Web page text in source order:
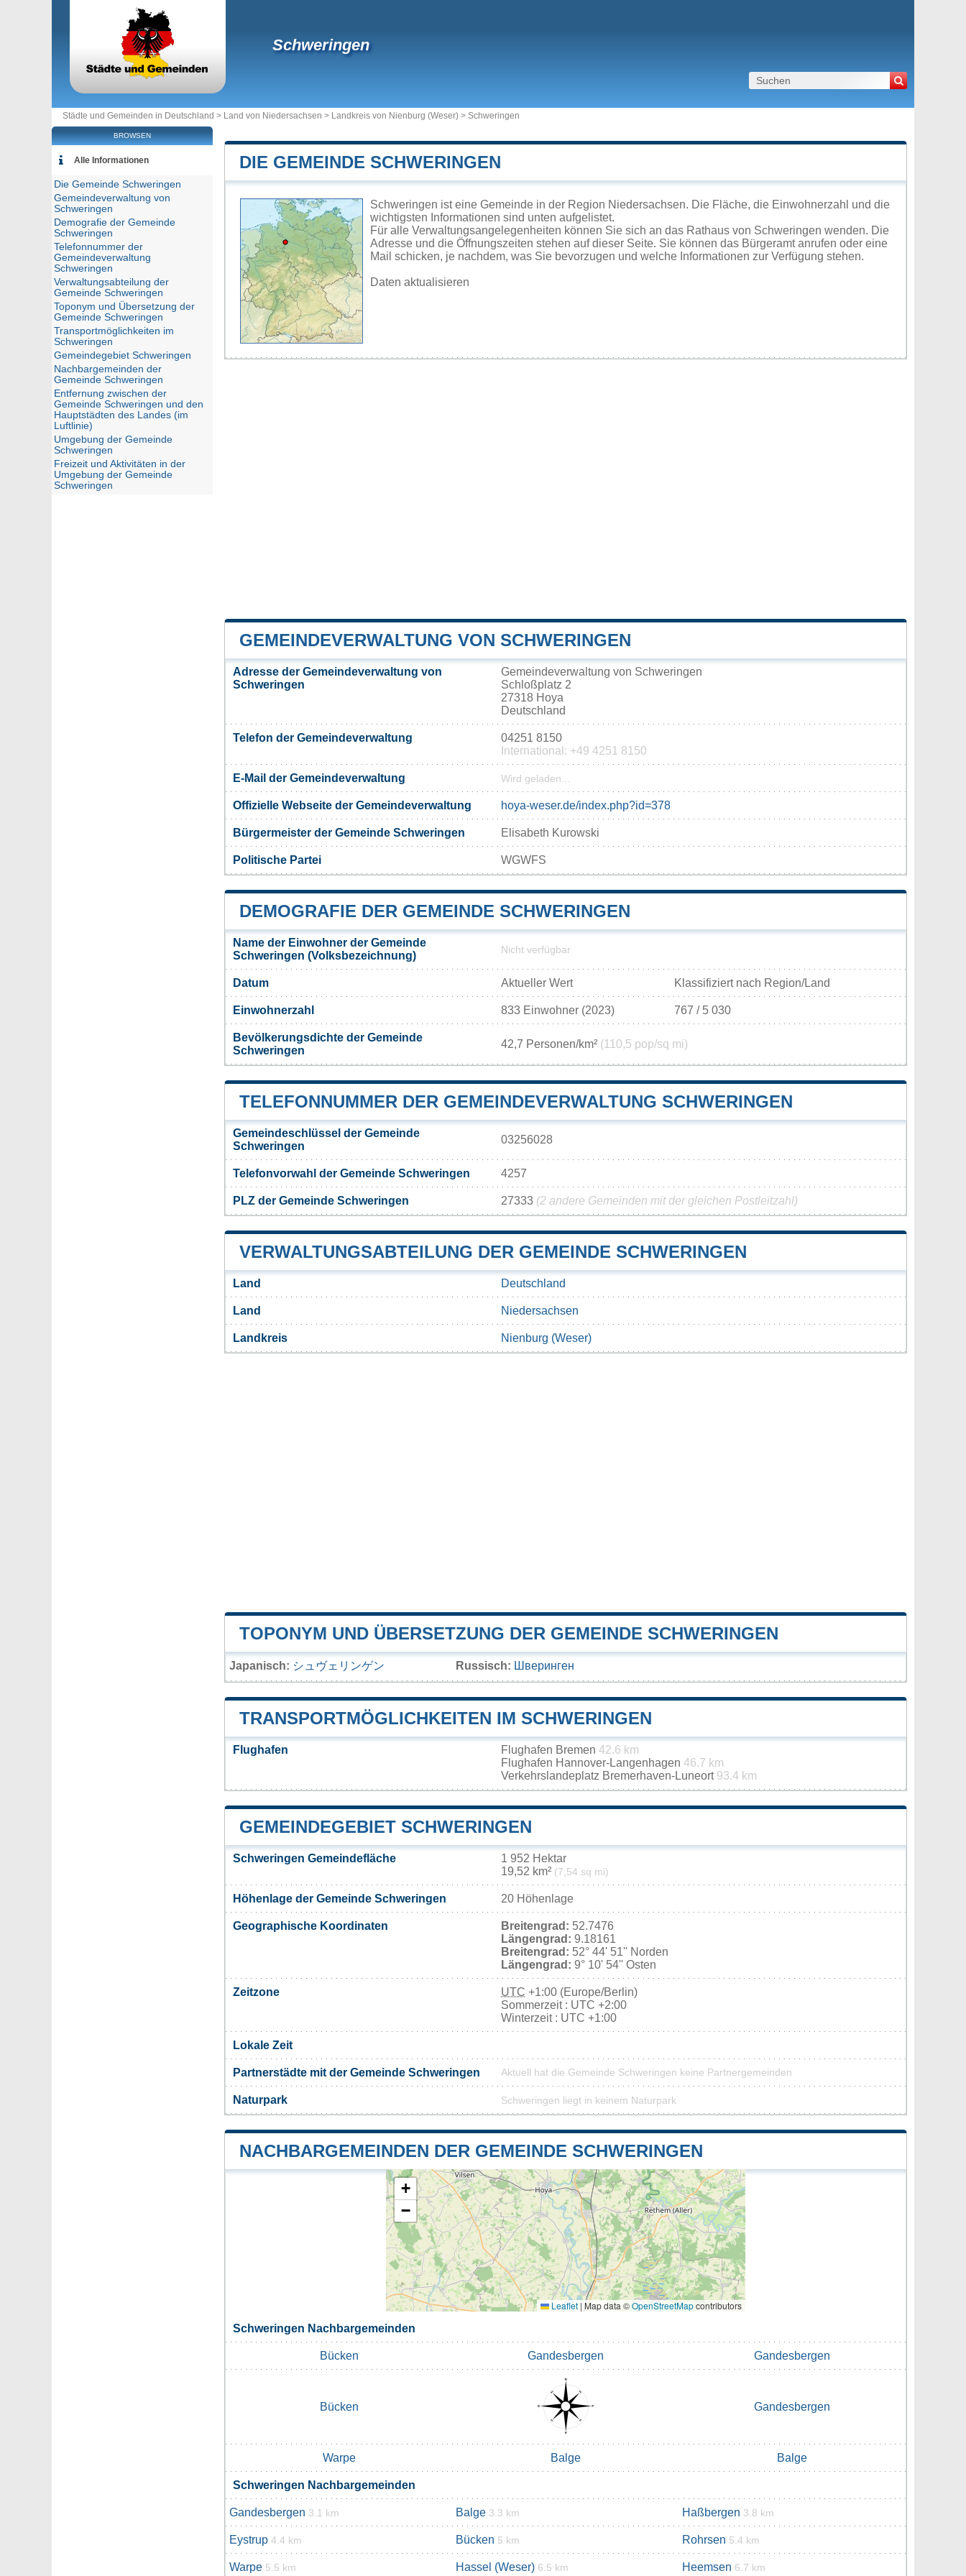
Schweringen
Städte und Gemeinden in Deutschland > Land von Niedersachsen > Landkreis von Nienburg (Weser) > Schweringen
DIE GEMEINDE SCHWERINGEN
Schweringen ist eine Gemeinde in der Region Niedersachsen. Die Fläche, die Einwohnerzahl und die
wichtigsten Informationen sind unten aufgelistet.
Für alle Verwaltungsangelegenheiten können Sie sich an das Rathaus von Schweringen wenden. Die
Adresse und die Öffnungszeiten stehen auf dieser Seite. Sie können das Bürgeramt anrufen oder eine
Mail schicken, je nachdem, was Sie bevorzugen und welche Informationen zur Verfügung stehen.
Daten aktualisieren
GEMEINDEVERWALTUNG VON SCHWERINGEN
Adresse der Gemeindeverwaltung von
Schweringen
Gemeindeverwaltung von Schweringen
Schloßplatz 2
27318 Hoya
Deutschland
Telefon der Gemeindeverwaltung
04251 8150
International: +49 4251 8150
E-Mail der Gemeindeverwaltung Wird geladen...
Offizielle Webseite der Gemeindeverwaltung hoya-weser.de/index.php?id=378
Bürgermeister der Gemeinde Schweringen Elisabeth Kurowski
Politische Partei WGWFS
DEMOGRAFIE DER GEMEINDE SCHWERINGEN
Name der Einwohner der Gemeinde
Schweringen (Volksbezeichnung)
Nicht verfügbar
Datum Aktueller Wert Klassifiziert nach Region/Land
Einwohnerzahl 833 Einwohner (2023) 767 / 5 030
Bevölkerungsdichte der Gemeinde
Schweringen
42,7 Personen/km² (110,5 pop/sq mi)
TELEFONNUMMER DER GEMEINDEVERWALTUNG SCHWERINGEN
Gemeindeschlüssel der Gemeinde
Schweringen
03256028
Telefonvorwahl der Gemeinde Schweringen 4257
PLZ der Gemeinde Schweringen 27333 (2 andere Gemeinden mit der gleichen Postleitzahl)
VERWALTUNGSABTEILUNG DER GEMEINDE SCHWERINGEN
Land Deutschland
Land Niedersachsen
Landkreis Nienburg (Weser)
TOPONYM UND ÜBERSETZUNG DER GEMEINDE SCHWERINGEN
Japanisch: シュヴェリンゲン Russisch: Шверинген
TRANSPORTMÖGLICHKEITEN IM SCHWERINGEN
Flughafen Flughafen Bremen 42.6 km
Flughafen Hannover-Langenhagen 46.7 km
Verkehrslandeplatz Bremerhaven-Luneort 93.4 km
GEMEINDEGEBIET SCHWERINGEN
Schweringen Gemeindefläche
1 952 Hektar
19,52 km² (7,54 sq mi)
Höhenlage der Gemeinde Schweringen 20 Höhenlage
Geographische Koordinaten Breitengrad: 52.7476
Längengrad: 9.18161
Breitengrad: 52° 44' 51'' Norden
Längengrad: 9° 10' 54'' Osten
Zeitzone UTC +1:00 (Europe/Berlin)
Sommerzeit : UTC +2:00
Winterzeit : UTC +1:00
Lokale Zeit
Partnerstädte mit der Gemeinde Schweringen Aktuell hat die Gemeinde Schweringen keine Partnergemeinden
Naturpark Schweringen liegt in keinem Naturpark
NACHBARGEMEINDEN DER GEMEINDE SCHWERINGEN
+
−
Leaflet | Map data ©OpenStreetMapcontributors
Schweringen Nachbargemeinden
Bücken Gandesbergen Gandesbergen
Bücken Gandesbergen
Warpe Balge Balge
Schweringen Nachbargemeinden
Gandesbergen 3.1 km Balge 3.3 km Haßbergen 3.8 km
Eystrup 4.4 km Bücken 5 km Rohrsen 5.4 km
Warpe 5.5 km Hassel (Weser) 6.5 km Heemsen 6.7 km
BROWSEN
Alle Informationen
Die Gemeinde Schweringen
Gemeindeverwaltung von
Schweringen
Demografie der Gemeinde
Schweringen
Telefonnummer der
Gemeindeverwaltung
Schweringen
Verwaltungsabteilung der
Gemeinde Schweringen
Toponym und Übersetzung der
Gemeinde Schweringen
Transportmöglichkeiten im
Schweringen
Gemeindegebiet Schweringen
Nachbargemeinden der
Gemeinde Schweringen
Entfernung zwischen der
Gemeinde Schweringen und den
Hauptstädten des Landes (im
Luftlinie)
Umgebung der Gemeinde
Schweringen
Freizeit und Aktivitäten in der
Umgebung der Gemeinde
Schweringen